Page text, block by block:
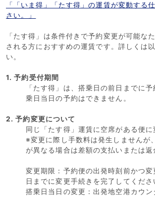
「「いま得」「たす得」の運賃が変動する
さい。」
「たす得」は条件付きで予約変更が可能な
される方におすすめの運賃です。詳しくは
い。
1. 予約受付期間
「たす得」は、搭乗日の前日までに
乗日当日の予約はできません。
2. 予約変更について
同じ「たす得」運賃に空席がある便に
※変更に際し手数料は発生しませんが
が異なる場合は差額の支払いまたは
変更期限：予約便の出発時刻前かつ
日までに変更手続きを完了してくださ
搭乗日当日の変更：出発地空港カウン